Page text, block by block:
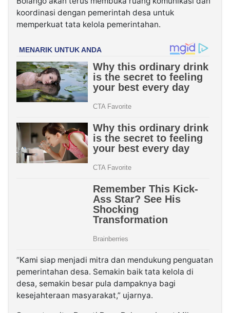
koordinasi dengan pemerintah desa untuk
memperkuat tata kelola pemerintahan.
“Kami siap menjadi mitra dan mendukung penguatan
pemerintahan desa. Semakin baik tata kelola di
desa, semakin besar pula dampaknya bagi
kesejahteraan masyarakat,” ujarnya.